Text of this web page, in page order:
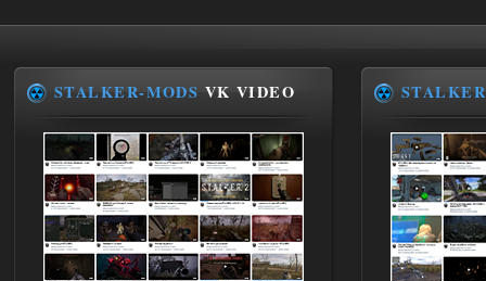
STALKER-MODS VK VIDEO